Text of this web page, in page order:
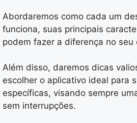
Abordaremos como cada um
funciona, suas principais
podem fazer a diferença no seu
Além disso, daremos dicas
escolher o aplicativo ideal para
específicas, visando sempre
sem interrupções.